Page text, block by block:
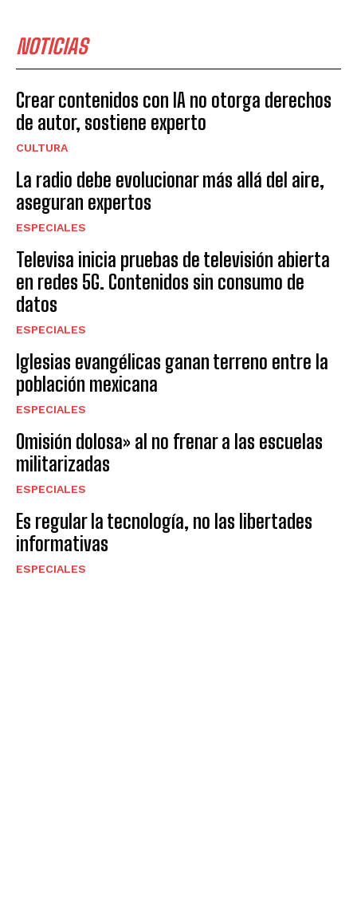
NOTICIAS
Crear contenidos con IA no otorga derechos
de autor, sostiene experto
CULTURA
La radio debe evolucionar más allá del aire,
aseguran expertos
ESPECIALES
Televisa inicia pruebas de televisión abierta
en redes 5G. Contenidos sin consumo de
datos
ESPECIALES
Iglesias evangélicas ganan terreno entre la
población mexicana
ESPECIALES
Omisión dolosa» al no frenar a las escuelas
militarizadas
ESPECIALES
Es regular la tecnología, no las libertades
informativas
ESPECIALES